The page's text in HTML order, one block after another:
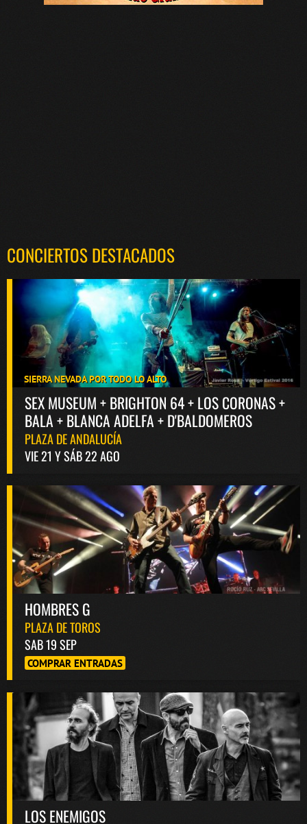
CONCIERTOS DESTACADOS
SIERRA NEVADA POR TODO LO ALTO
SEX MUSEUM + BRIGHTON 64 + LOS CORONAS +
BALA + BLANCA ADELFA + D'BALDOMEROS
PLAZA DE ANDALUCÍA
VIE 21 Y SÁB 22 AGO
HOMBRES G
PLAZA DE TOROS
SAB 19 SEP
COMPRAR ENTRADAS
LOS ENEMIGOS